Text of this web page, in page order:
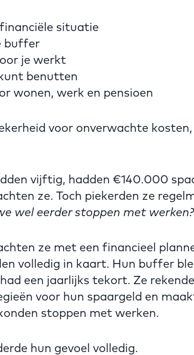
situatie
buffer
je werkt
benutten
wonen, werk en pensioen
voor onverwachte
vijftig, hadden €140.000
ze. Toch piekerden ze
wel eerder stoppen met
ze met een financieel
volledig in kaart. Hun buffer
een jaarlijks tekort. Ze
voor hun spaargeld en
stoppen met werken.
hun gevoel volledig.